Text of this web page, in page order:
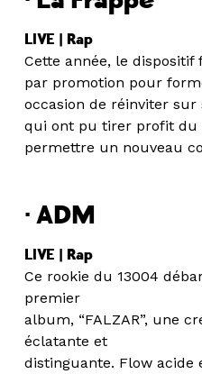
LIVE | Rap
Cette année, le dispositif
par promotion pour
occasion de réinviter
qui ont pu tirer profit du
permettre un nouveau
· ADM
LIVE | Rap
Ce rookie du 13004
premier
album, “FALZAR”, une
éclatante et
distinguante. Flow acide